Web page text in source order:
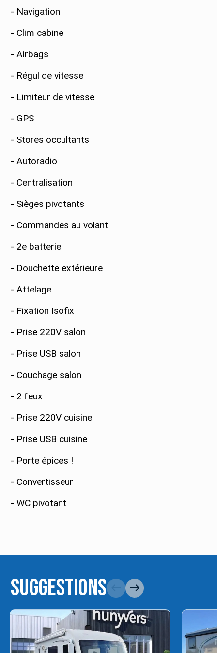
- Navigation
- Clim cabine
- Airbags
- Régul de vitesse
- Limiteur de vitesse
- GPS
- Stores occultants
- Autoradio
- Centralisation
- Sièges pivotants
- Commandes au volant
- 2e batterie
- Douchette extérieure
- Attelage
- Fixation Isofix
- Prise 220V salon
- Prise USB salon
- Couchage salon
- 2 feux
- Prise 220V cuisine
- Prise USB cuisine
- Porte épices !
- Convertisseur
- WC pivotant
Suggestions east